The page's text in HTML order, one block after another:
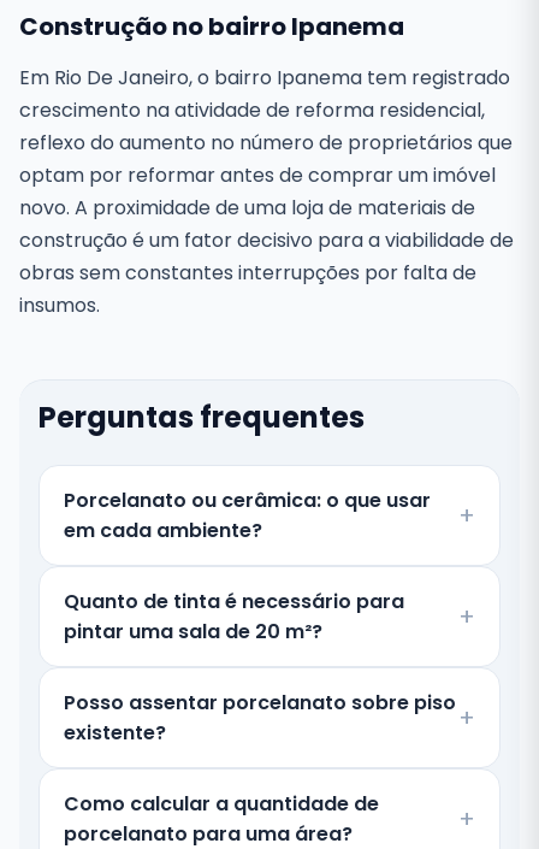
Construção no bairro Ipanema
Em Rio De Janeiro, o bairro Ipanema tem registrado
crescimento na atividade de reforma residencial,
reflexo do aumento no número de proprietários que
optam por reformar antes de comprar um imóvel
novo. A proximidade de uma loja de materiais de
construção é um fator decisivo para a viabilidade de
obras sem constantes interrupções por falta de
insumos.
Perguntas frequentes
Porcelanato ou cerâmica: o que usar
em cada ambiente?
Quanto de tinta é necessário para
pintar uma sala de 20 m²?
Posso assentar porcelanato sobre piso
existente?
Como calcular a quantidade de
porcelanato para uma área?